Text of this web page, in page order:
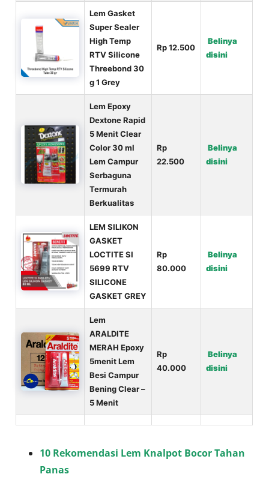
Lem Gasket
Super Sealer
High Temp
RTV Silicone
Threebond 30
g 1 Grey
Rp 12.500
Belinya
disini
Lem Epoxy
Dextone Rapid
5 Menit Clear
Color 30 ml
Lem Campur
Serbaguna
Termurah
Berkualitas
Rp
22.500
Belinya
disini
LEM SILIKON
GASKET
LOCTITE SI
5699 RTV
SILICONE
GASKET GREY
Rp
80.000
Belinya
disini
Lem
ARALDITE
MERAH Epoxy
5menit Lem
Besi Campur
Bening Clear –
5 Menit
Rp
40.000
Belinya
disini
10 Rekomendasi Lem Knalpot Bocor Tahan
Panas